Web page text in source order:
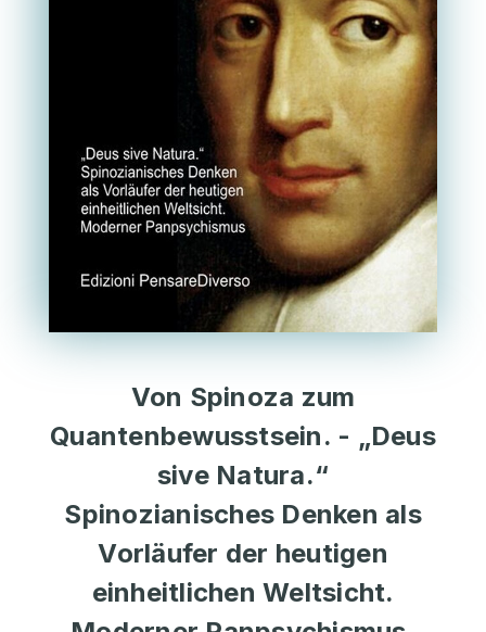
Von Spinoza zum
Quantenbewusstsein. - „Deus
sive Natura.“
Spinozianisches Denken als
Vorläufer der heutigen
einheitlichen Weltsicht.